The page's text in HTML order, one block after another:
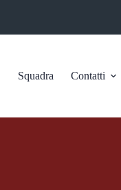
Squadra Contatti